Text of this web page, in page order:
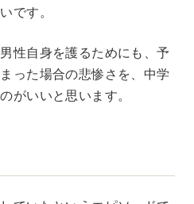
です。
性自身を護るためにも、予
った場合の悲惨さを、中学
がいいと思います。